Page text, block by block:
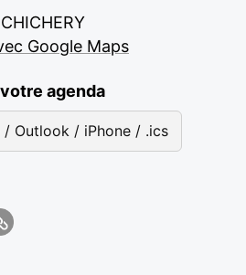
Google Maps
agenda
/ Outlook / iPhone / .ics